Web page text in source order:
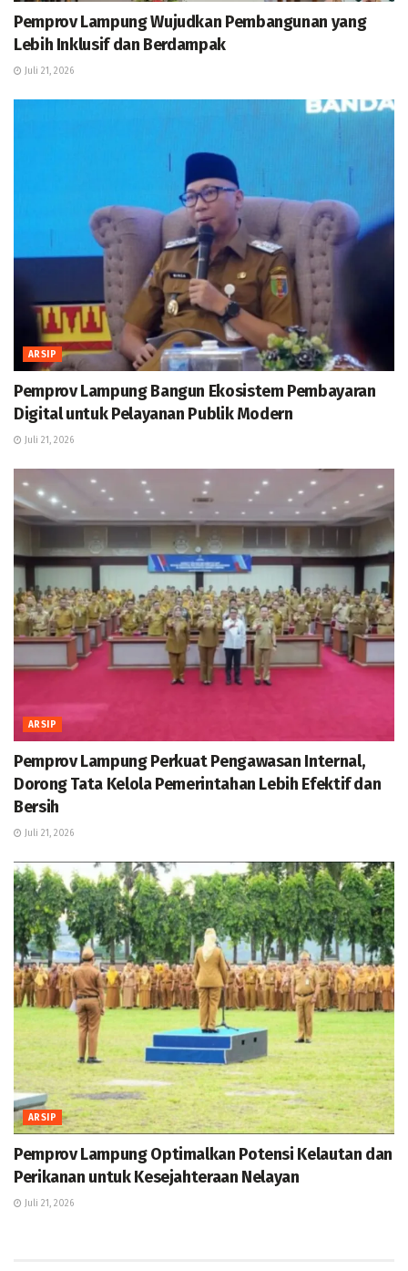
Pemprov Lampung Wujudkan Pembangunan yang
Lebih Inklusif dan Berdampak
Juli 21, 2026
ARSIP
Pemprov Lampung Bangun Ekosistem Pembayaran
Digital untuk Pelayanan Publik Modern
Juli 21, 2026
ARSIP
Pemprov Lampung Perkuat Pengawasan Internal,
Dorong Tata Kelola Pemerintahan Lebih Efektif dan
Bersih
Juli 21, 2026
ARSIP
Pemprov Lampung Optimalkan Potensi Kelautan dan
Perikanan untuk Kesejahteraan Nelayan
Juli 21, 2026